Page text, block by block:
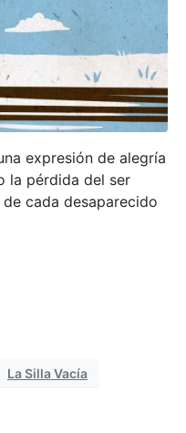
expresión de alegría
la pérdida del ser
cada desaparecido
La Silla Vacía